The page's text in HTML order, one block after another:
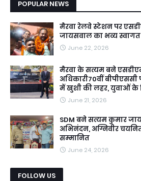
POPULAR NEWS
मैरवा रेलवे स्टेशन पर
जायसवाल का भव्य स्वागत
June 22, 2026
मैरवा के सत्यम बने
अधिकारी70वीं बीपीएससी
में खुशी की लहर, युवाओं के
June 21, 2026
SDM बने सत्यम कुमार
अभिनंदन, अग्निवीर
सम्मानित
June 24, 2026
FOLLOW US